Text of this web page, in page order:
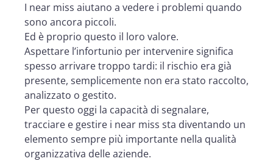
I near miss aiutano a vedere i problemi quando
sono ancora piccoli.
Ed è proprio questo il loro valore.
Aspettare l’infortunio per intervenire significa
spesso arrivare troppo tardi: il rischio era già
presente, semplicemente non era stato raccolto,
analizzato o gestito.
Per questo oggi la capacità di segnalare,
tracciare e gestire i near miss sta diventando un
elemento sempre più importante nella qualità
organizzativa delle aziende.